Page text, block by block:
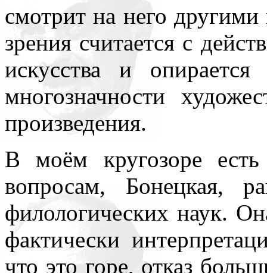
подсознательное часто
то обеспечивает любое
одна его часть, которая –
– обеспечивает в
подсознаний автора и
поводу. По
подсознаний в
то, знаемом и рожденном
нигде уточнять и
смотрит на него
зрения считается с
искусства и
многозначности
произведения.
В моём кругозоре
вопросам, Бонецкая,
филологических наук.
фактически
что это горе, отказ